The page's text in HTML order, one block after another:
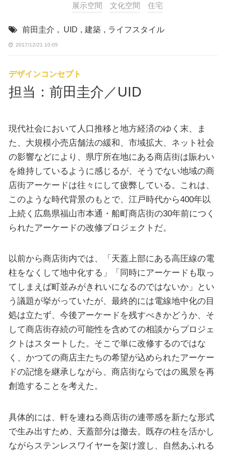
展示空間 文化空間 住宅
前田圭介 , UID , 建築 , ライフスタイル
2017/12/21 10:05
デザインコンセプト
担当：前田圭介／UID
現代社会において人口推移と地方経済のゆく末、ま
た、大規模小売店舗法の緩和、市域拡大、ネット社会
の影響などにより、県庁所在地にある商店街は賑わい
を維持しているように感じるが、そうでない地域の商
店街アーケードは往々にして疲弊している。これは、
このような時代背景のもとで、江戸時代から400年以
上続く広島県福山市本通・船町商店街の30年前につく
られたアーケードの改修プロジェクトだ。
以前から商店街内では、「天蓋上部にある高圧線の電
柱をなくして地中化する」「同時にアーケードも取っ
てしまえば町並みがきれいになるのではないか」とい
う議題が挙がっていたが、最終的には電線地中化の目
処は立たず、今後アーケードを残すべきかどうか、そ
して商店街存続の可能性を含めての相談からプロジェ
クトはスタートした。そこで単に改修するのではな
く、かつての商店主たちの希望が込められたアーケー
ドの記憶を継承しながら、商店街ならではの風景を再
創造することを考えた。
具体的には、軒を連ねる商店街の連帯感を新たな形式
で生み出すため、天蓋部分は撤去。既存の柱を活かし
ながらステンレスワイヤーを架け渡し、自然あふれる